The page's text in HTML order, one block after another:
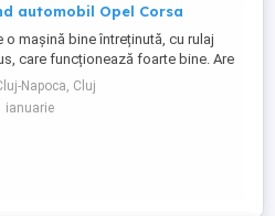
automobil Opel Corsa
o mașină bine întreținută, cu rulaj
care funcționează foarte bine. Are
pentru toate anotimpurile, roata
normala, ambreiaj nou .
Napoca, Cluj
ianuarie